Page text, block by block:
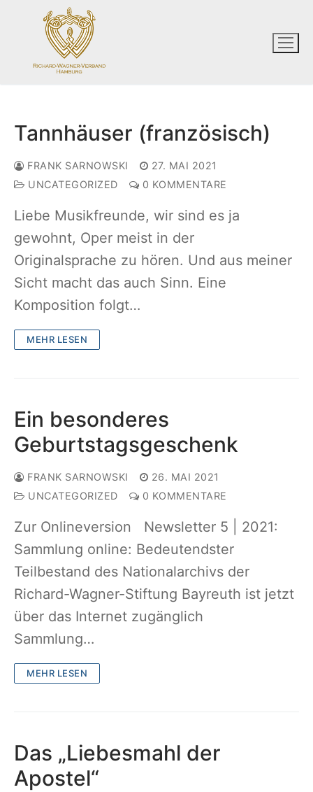
springen
Tannhäuser (französisch)
FRANK SARNOWSKI
27. MAI 2021
UNCATEGORIZED
0 KOMMENTARE
Liebe Musikfreunde, wir sind es ja
gewohnt, Oper meist in der
Originalsprache zu hören. Und aus meiner
Sicht macht das auch Sinn. Eine
Komposition folgt…
MEHR LESEN
Ein besonderes
Geburtstagsgeschenk
FRANK SARNOWSKI
26. MAI 2021
UNCATEGORIZED
0 KOMMENTARE
Zur Onlineversion Newsletter 5 | 2021:
Sammlung online: Bedeutendster
Teilbestand des Nationalarchivs der
Richard-Wagner-Stiftung Bayreuth ist jetzt
über das Internet zugänglich
Sammlung…
MEHR LESEN
Das „Liebesmahl der
Apostel“